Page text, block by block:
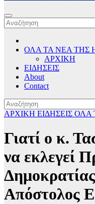
ΟΛΑ ΤΑ ΝΕΑ ΤΗΣ
ΑΡΧΙΚΗ
ΕΙΔΗΣΕΙΣ
About
Contact
ΑΡΧΙΚΗ ΕΙΔΗΣΕΙΣ ΟΛΑ
Γιατί ο κ.
να εκλεγεί
Απόστολος